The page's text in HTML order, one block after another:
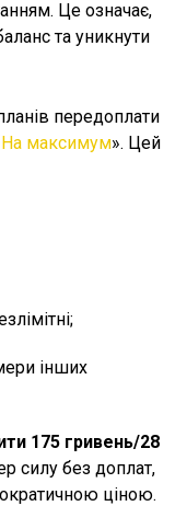
Це означає,
та уникнути
передоплати
На максимум». Цей
інших
175 гривень/28
силу без доплат,
ціною.